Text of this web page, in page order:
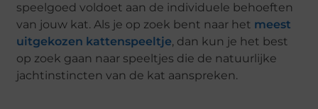
speelgoed voldoet aan de individuele behoeften
van jouw kat. Als je op zoek bent naar het meest
uitgekozen kattenspeeltje, dan kun je het best
op zoek gaan naar speeltjes die de natuurlijke
jachtinstincten van de kat aanspreken.